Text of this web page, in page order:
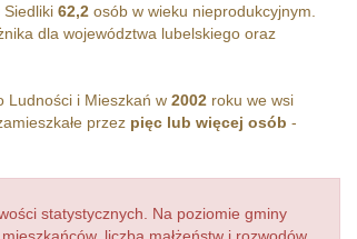
62,2osób w wieku nieprodukcyjnym.
dla województwa lubelskiego oraz
Ludności i Mieszkań w 2002roku we wsi
przez pięc lub więcej osób -
statystycznych. Na poziomie gminy